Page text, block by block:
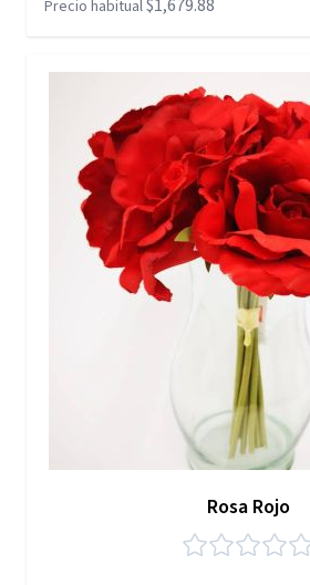
Precio habitual$1,679.88
Rosa Rojo